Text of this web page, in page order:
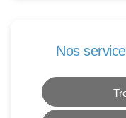
Nos